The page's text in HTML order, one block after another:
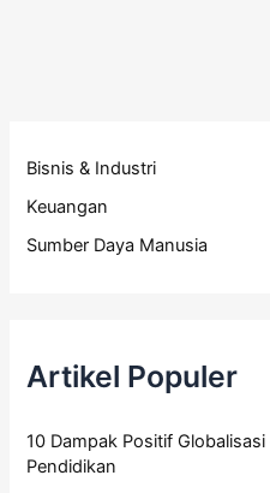
Bisnis & Industri
Keuangan
Sumber Daya Manusia
Artikel Populer
10 Dampak Positif
Pendidikan